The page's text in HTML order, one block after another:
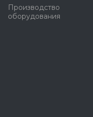
Производство
оборудования